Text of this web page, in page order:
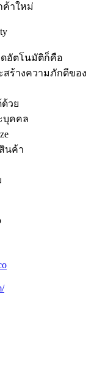
ค้าใหม่
ดอัตโนมัติก็คือ
สร้างความภักดีของ
วย
บุคคล
นค้า